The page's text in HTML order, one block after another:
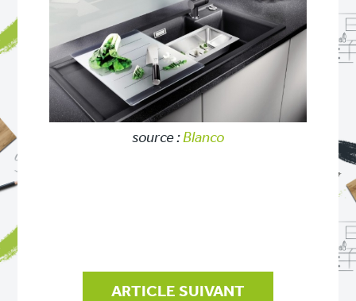
source :Blanco
L’ARTICLE
ARTICLE SUIVANT